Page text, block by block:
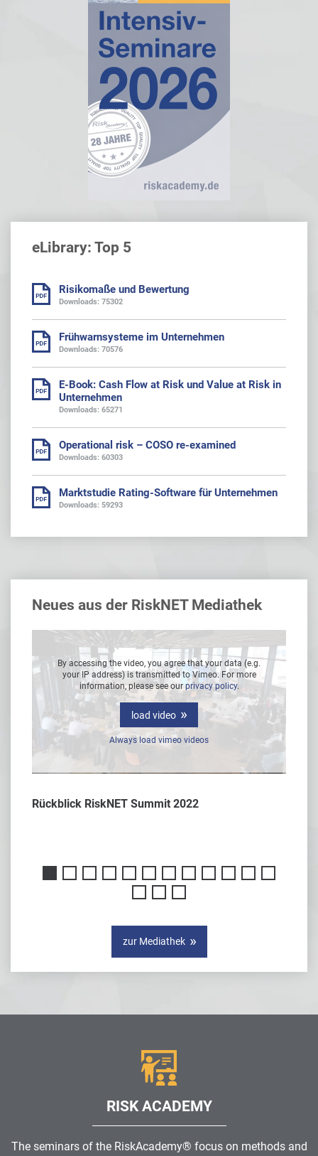
eLibrary: Top 5
Risikomaße und Bewertung
Downloads: 75302
Frühwarnsysteme im Unternehmen
Downloads: 70576
E-Book: Cash Flow at Risk und Value at Risk in
Unternehmen
Downloads: 65271
Operational risk – COSO re-examined
Downloads: 60303
Marktstudie Rating-Software für Unternehmen
Downloads: 59293
Neues aus der RiskNET Mediathek
By accessing the video, you agree that your data (e.g.
your IP address) is transmitted to Vimeo. For more
information, please see ourprivacy policy.
load video
Always load vimeo videos
Rückblick RiskNET Summit 2022
zur Mediathek
RISK ACADEMY
The seminars of the RiskAcademy® focus on methods and